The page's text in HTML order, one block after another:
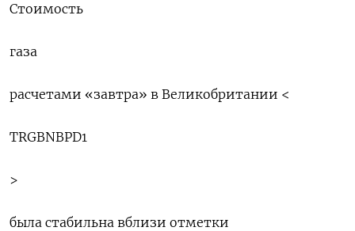
Стоимость
газа
расчетами «завтра» в Великобритании <
TRGBNBPD1
>
была стабильна вблизи отметки